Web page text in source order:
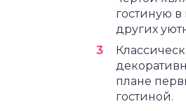
гостиную
других
плане
гостиной.